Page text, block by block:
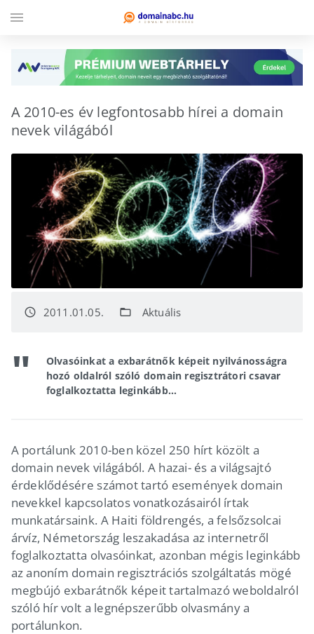
A 2010-es év legfontosabb hírei a domain
nevek világából
access_time 2011.01.05. folder_open Aktuális
Olvasóinkat a exbarátnők képeit nyilvánosságra
hozó oldalról szóló domain regisztrátori csavar
foglalkoztatta leginkább...
A portálunk 2010-ben közel 250 hírt közölt a
domain nevek világából. A hazai- és a világsajtó
érdeklődésére számot tartó események domain
nevekkel kapcsolatos vonatkozásairól írtak
munkatársaink. A Haiti földrengés, a felsőzsolcai
árvíz, Németország leszakadása az internetről
foglalkoztatta olvasóinkat, azonban mégis leginkább
az anoním domain regisztrációs szolgáltatás mögé
megbújó exbarátnők képeit tartalmazó weboldalról
szóló hír volt a legnépszerűbb olvasmány a
portálunkon.
menu